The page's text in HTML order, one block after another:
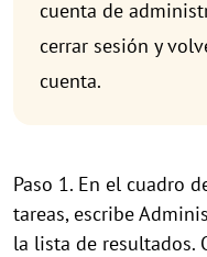
cuenta de
cerrar sesión y
cuenta.
Paso 1. En el cuadro
tareas, escribe
la lista de resultados.